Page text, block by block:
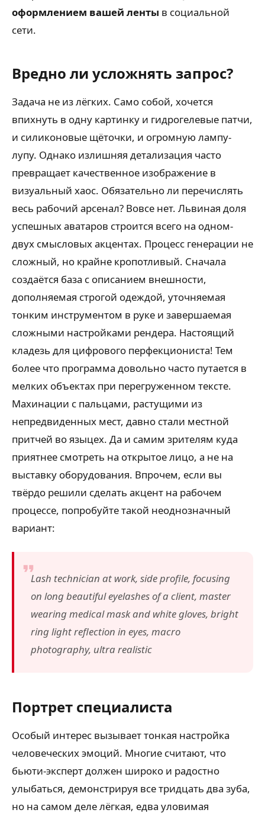
оформлением вашей ленты в социальной
сети.
Вредно ли усложнять запрос?
Задача не из лёгких. Само собой, хочется
впихнуть в одну картинку и гидрогелевые патчи,
и силиконовые щёточки, и огромную лампу-
лупу. Однако излишняя детализация часто
превращает качественное изображение в
визуальный хаос. Обязательно ли перечислять
весь рабочий арсенал? Вовсе нет. Львиная доля
успешных аватаров строится всего на одном-
двух смысловых акцентах. Процесс генерации не
сложный, но крайне кропотливый. Сначала
создаётся база с описанием внешности,
дополняемая строгой одеждой, уточняемая
тонким инструментом в руке и завершаемая
сложными настройками рендера. Настоящий
кладезь для цифрового перфекциониста! Тем
более что программа довольно часто путается в
мелких объектах при перегруженном тексте.
Махинации с пальцами, растущими из
непредвиденных мест, давно стали местной
притчей во языцех. Да и самим зрителям куда
приятнее смотреть на открытое лицо, а не на
выставку оборудования. Впрочем, если вы
твёрдо решили сделать акцент на рабочем
процессе, попробуйте такой неоднозначный
вариант:
Lash technician at work, side profile, focusing
on long beautiful eyelashes of a client, master
wearing medical mask and white gloves, bright
ring light reflection in eyes, macro
photography, ultra realistic
Портрет специалиста
Особый интерес вызывает тонкая настройка
человеческих эмоций. Многие считают, что
бьюти-эксперт должен широко и радостно
улыбаться, демонстрируя все тридцать два зуба,
но на самом деле лёгкая, едва уловимая